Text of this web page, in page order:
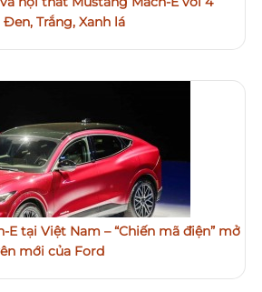
Trắng, Xanh lá
E tại Việt Nam – “Chiến mã điện” mở
mới của Ford